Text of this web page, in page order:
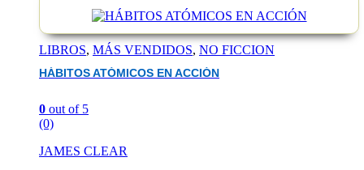
LIBROS, MÁS VENDIDOS, NO FICCION
HÁBITOS ATÓMICOS EN ACCIÓN
0 out of 5
(0)
JAMES CLEAR